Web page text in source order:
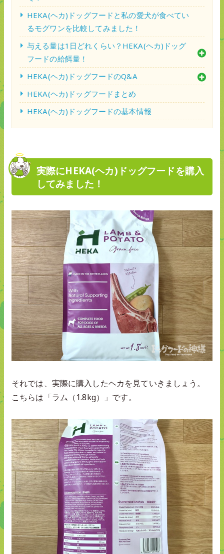
HEKA(ヘカ)ドッグフードと私の愛犬が食べてい
るモグワンを比較してみました！
与える量は1日どれくらい？HEKA(ヘカ)ドッグ
フードの給餌量！
HEKA(ヘカ)ドッグフードのQ&A
HEKA(ヘカ)ドッグフードまとめ
HEKA(ヘカ)ドッグフードの基本情報
実際にHEKA(ヘカ)ドッグフードを購入
してみました！
それでは、実際に購入したヘカを見ていきましょう。
こちらは「ラム（1.8kg）」です。